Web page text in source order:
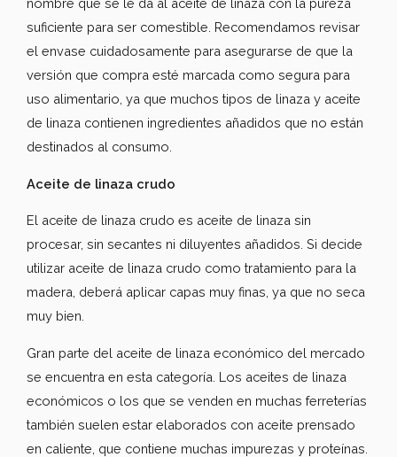
nombre que se le da al aceite de linaza con la pureza
suficiente para ser comestible. Recomendamos revisar
el envase cuidadosamente para asegurarse de que la
versión que compra esté marcada como segura para
uso alimentario, ya que muchos tipos de linaza y aceite
de linaza contienen ingredientes añadidos que no están
destinados al consumo.
Aceite de linaza crudo
El aceite de linaza crudo es aceite de linaza sin
procesar, sin secantes ni diluyentes añadidos. Si decide
utilizar aceite de linaza crudo como tratamiento para la
madera, deberá aplicar capas muy finas, ya que no seca
muy bien.
Gran parte del aceite de linaza económico del mercado
se encuentra en esta categoría. Los aceites de linaza
económicos o los que se venden en muchas ferreterías
también suelen estar elaborados con aceite prensado
en caliente, que contiene muchas impurezas y proteínas.